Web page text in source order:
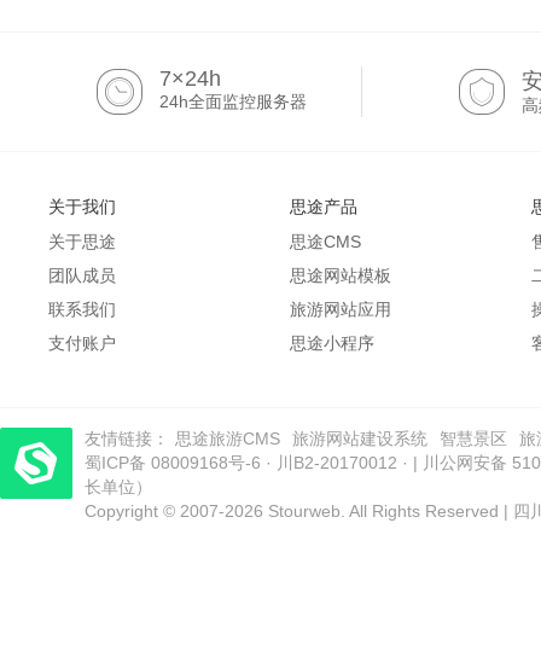
7×24h
24h全面监控服务器
关于我们
关于思途
团队成员
联系我们
支付账户
思途产品
思途CMS
思途网站模板
旅游网站应用
思途小程序
友情链接： 思途旅游CMS 旅游网站建设系统 智慧景区
旅
电商小程序
梦旅程酒店管理系统 ​| 运营支持：创旅云营销​
蜀ICP备 08009168号-6 · 川B2-20170012 · |
川公网安备
长单位）
Copyright © 2007-2026 Stourweb. All Rights Reserved | 四